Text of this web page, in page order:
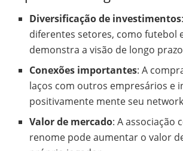
Diversificação de investimentos
diferentes setores, como futebol
demonstra a visão de longo
Conexões importantes: A
laços com outros empresários e
positivamente mente seu
Valor de mercado: A associação
renome pode aumentar o valor